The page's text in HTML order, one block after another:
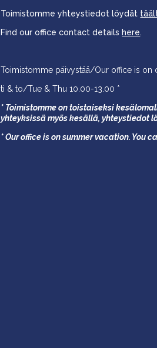
Toimistomme yhteystiedot löydät
Find our office contact detailshere.
Toimistomme päivystää/Our office is on
ti & to/Tue & Thu 10.00-13.00 *
* Toimistomme on toistaiseksi
yhteyksissä myös kesällä,yhteystiedot
* Our office is on summer vacation. You